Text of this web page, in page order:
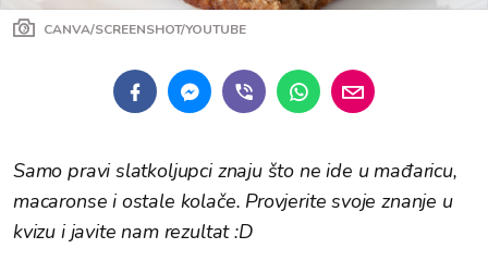
CANVA/SCREENSHOT/YOUTUBE
Samo pravi slatkoljupci znaju što ne ide u mađaricu,
macaronse i ostale kolače. Provjerite svoje znanje u
kvizu i javite nam rezultat :D